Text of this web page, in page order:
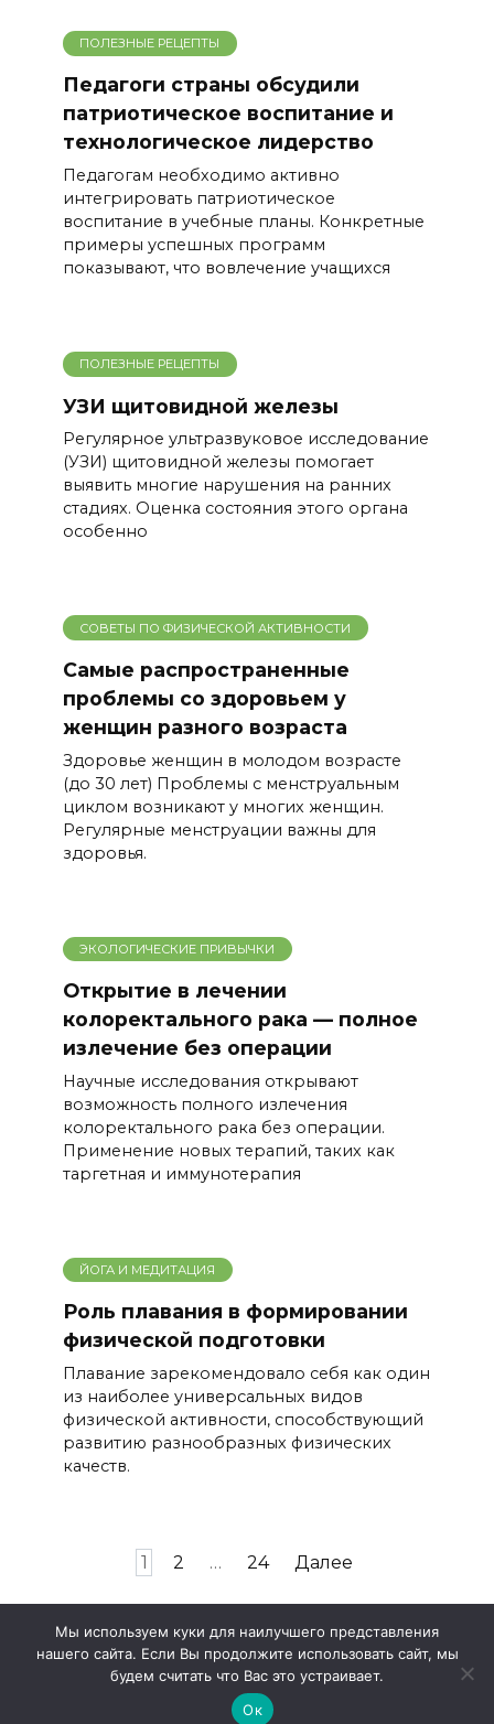
ПОЛЕЗНЫЕ РЕЦЕПТЫ
Педагоги страны обсудили
патриотическое воспитание и
технологическое лидерство
Педагогам необходимо активно
интегрировать патриотическое
воспитание в учебные планы. Конкретные
примеры успешных программ
показывают, что вовлечение учащихся
ПОЛЕЗНЫЕ РЕЦЕПТЫ
УЗИ щитовидной железы
Регулярное ультразвуковое исследование
(УЗИ) щитовидной железы помогает
выявить многие нарушения на ранних
стадиях. Оценка состояния этого органа
особенно
СОВЕТЫ ПО ФИЗИЧЕСКОЙ АКТИВНОСТИ
Самые распространенные
проблемы со здоровьем у
женщин разного возраста
Здоровье женщин в молодом возрасте
(до 30 лет) Проблемы с менструальным
циклом возникают у многих женщин.
Регулярные менструации важны для
здоровья.
ЭКОЛОГИЧЕСКИЕ ПРИВЫЧКИ
Открытие в лечении
колоректального рака — полное
излечение без операции
Научные исследования открывают
возможность полного излечения
колоректального рака без операции.
Применение новых терапий, таких как
таргетная и иммунотерапия
ЙОГА И МЕДИТАЦИЯ
Роль плавания в формировании
физической подготовки
Плавание зарекомендовало себя как один
из наиболее универсальных видов
физической активности, способствующий
развитию разнообразных физических
качеств.
1 2 … 24 Далее
© 2026 Эко ЗОЖ
Мы используем куки для наилучшего представления
нашего сайта. Если Вы продолжите использовать сайт, мы
будем считать что Вас это устраивает.
Ок